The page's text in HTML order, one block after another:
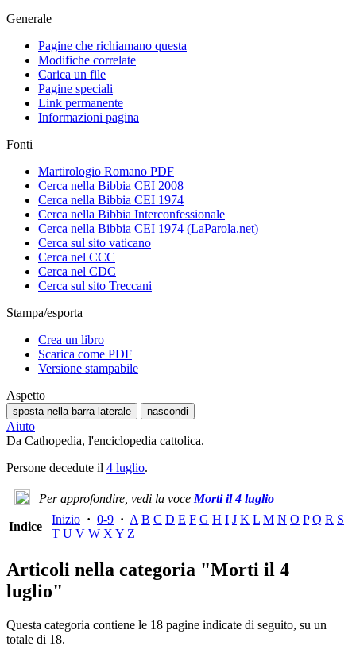
Generale
Pagine che richiamano questa
Modifiche correlate
Carica un file
Pagine speciali
Link permanente
Informazioni pagina
Fonti
Martirologio Romano PDF
Cerca nella Bibbia CEI 2008
Cerca nella Bibbia CEI 1974
Cerca nella Bibbia Interconfessionale
Cerca nella Bibbia CEI 1974 (LaParola.net)
Cerca sul sito vaticano
Cerca nel CCC
Cerca nel CDC
Cerca sul sito Treccani
Stampa/esporta
Crea un libro
Scarica come PDF
Versione stampabile
Aspetto
sposta nella barra laterale nascondi
Aiuto
Da Cathopedia, l'enciclopedia cattolica.
Persone decedute il 4 luglio.
Per approfondire, vedi la voceMorti il 4 luglio
Indice
Inizio · 0-9 · A B C D E F G H I J K L M N O P Q R S
T U V W XY Z
Articoli nella categoria "Morti il 4
luglio"
Questa categoria contiene le 18 pagine indicate di seguito, su un
totale di 18.